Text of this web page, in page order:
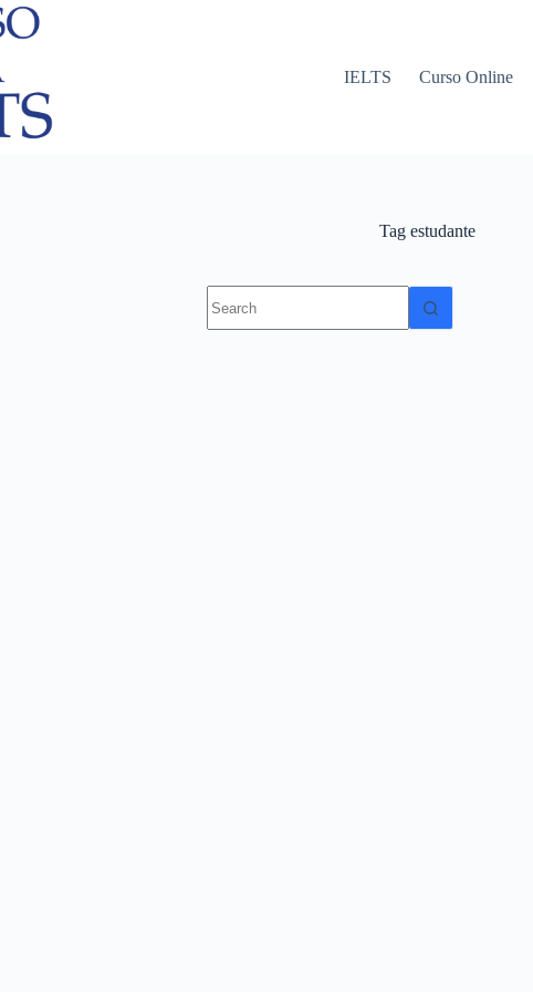
IELTS Curso Online
Tag estudante